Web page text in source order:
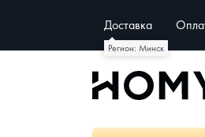
Регион: Минск
Доставка